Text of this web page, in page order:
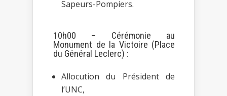
Sapeurs-Pompiers.
10h00 – Cérémonie au
Monument de la Victoire (Place
du Général Leclerc) :
Allocution du Président de
l’UNC,